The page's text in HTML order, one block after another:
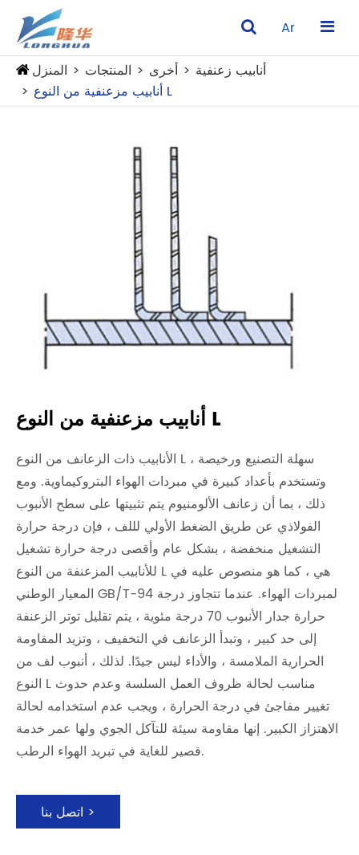
Ar
المنزل المنتجات أخرى
أنابيب زعنفية
أنابيب مزعنفية من النوع L
أنابيب مزعنفية من النوع L
الأنابيب ذات الزعانف من النوع L سهلة التصنيع ورخيصة ،
وتستخدم بأعداد كبيرة في مبردات الهواء البتروكيماوية. ومع
ذلك ، بما أن زعانف الألومنيوم يتم تثبيتها على سطح الأنبوب
الفولاذي عن طريق الضغط الأولي لللف ، فإن درجة حرارة
التشغيل منخفضة ، بشكل عام وأقصى درجة حرارة تشغيل
للأنابيب المزعنفة من النوع L هي ، كما هو منصوص عليه في
المعيار الوطني GB/T-94 لمبردات الهواء. عندما تتجاوز درجة
حرارة جدار الأنبوب 70 درجة مئوية ، يتم تقليل توتر الزعنفة
إلى حد كبير ، وتبدأ الزعانف في التخفيف ، وتزيد المقاومة
الحرارية الملامسة ، والأداء ليس جيدًا. لذلك ، أنبوب لف من
النوع L مناسب لحالة ظروف العمل السلسة وعدم حدوث
تغيير مفاجئ في درجة الحرارة ، ويجب عدم استخدامه لحالة
الاهتزاز الكبير. إنها مقاومة سيئة للتآكل الجوي ولها عمر خدمة
قصير للغاية في تبريد الهواء الرطب.
اتصل بنا >